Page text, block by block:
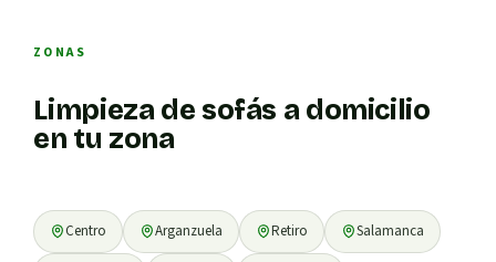
ZONAS
Limpieza de sofás a domicilio
en tu zona
Centro Arganzuela Retiro Salamanca